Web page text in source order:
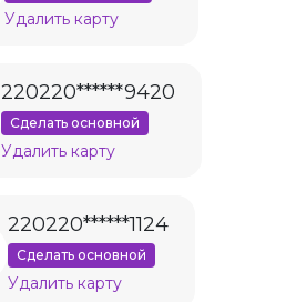
Удалить карту
220220******9420
Сделать основной
Удалить карту
220220******1124
Сделать основной
Удалить карту